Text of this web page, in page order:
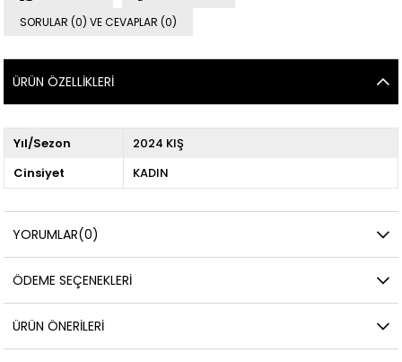
SORULAR (0) VE CEVAPLAR (0)
ÜRÜN ÖZELLIKLERI
Yıl/Sezon
2024 KIŞ
Cinsiyet
KADIN
YORUMLAR(0)
ÖDEME SEÇENEKLERI
ÜRÜN ÖNERILERI